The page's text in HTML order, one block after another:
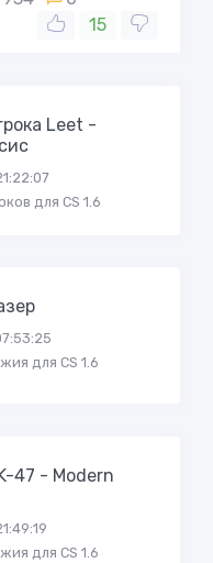
15
Leet -
для CS 1.6
для CS 1.6
47 - Modern
для CS 1.6